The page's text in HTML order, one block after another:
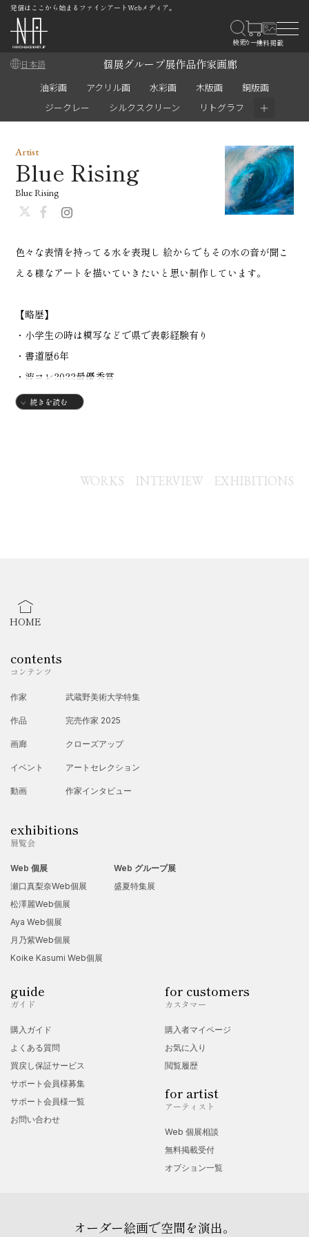
発信はここから始まるファインアートWebメディア。
日本語 個展グループ展作品作家画廊
油彩画 アクリル画 水彩画 木版画
銅版画
ジークレー
シルクスクリーン リトグラフ ＋
色々な表情を持ってる水を表現し 絵からでもその水の音が聞こ
える様なアートを描いていきたいと思い制作しています。
【略歴】
・小学生の時は模写などで県で表彰経験有り
・書道歴6年
・波コレ2022最優秀賞
続きを読む
Artist
Blue Rising
Blue Rising
WORKS INTERVIEW EXHIBITIONS
HOME
contents
コンテンツ
作家
作品
画廊
イベント
動画
武蔵野美術大学特集
完売作家 2025
クローズアップ
アートセレクション
作家インタビュー
exhibitions
展覧会
Web 個展
瀬口真梨奈Web個展
松澤麗Web個展
Aya Web個展
月乃紫Web個展
Koike Kasumi Web個展
Web グループ展
盛夏特集展
guide
ガイド
購入ガイド
よくある質問
買戻し保証サービス
サポート会員様募集
サポート会員様一覧
お問い合わせ
for customers
カスタマー
購入者マイページ
お気に入り
閲覧履歴
for artist
アーティスト
Web 個展相談
無料掲載受付
オプション一覧
オーダー絵画で空間を演出。